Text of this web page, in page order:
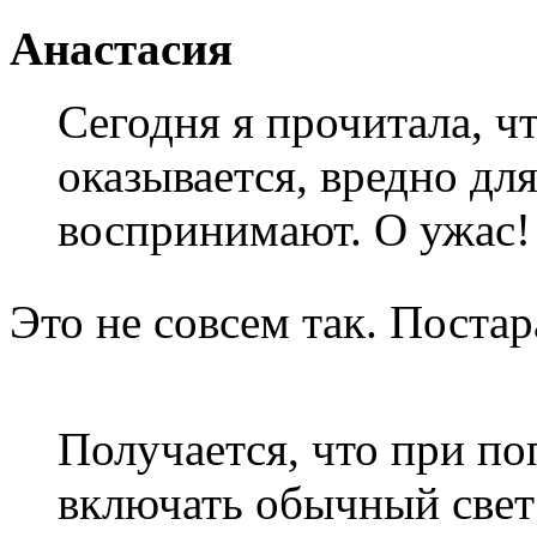
Анастасия
Сегодня я прочитала,
оказывается, вредно
воспринимают. О ужас!
Это не совсем так.
Получается, что при
включать обычный